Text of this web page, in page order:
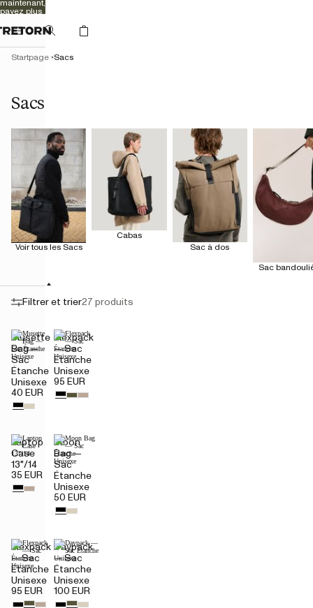
maintenant,
payez plus
Sacs
Startpage Sacs
Voir tous les Sacs
Cabas
Sac à dos
Sac
Filtrer et trier27 produits
Musette
Bag —
Sac
Étanche
Unisexe
40 EUR
Flexpack
— Sac
Étanche
Unisexe
95 EUR
Laptop
Case
13"/14
35 EUR
Moon
Bag —
Sac
Étanche
Unisexe
50 EUR
Flexpack
— Sac
Étanche
Unisexe
95 EUR
Daypack
— Sac
Étanche
Unisexe
100 EUR